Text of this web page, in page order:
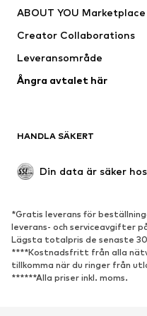
ABOUT YOU Marketplace
Creator Collaborations
Leveransområde
Ångra avtalet här
HANDLA SÄKERT
Din data är säker
*Gratis leverans för
leverans- och serviceavgifter
Lägsta totalpris de senaste
****Kostnadsfritt från alla
tillkomma när du ringer från
******Alla priser inkl. moms.